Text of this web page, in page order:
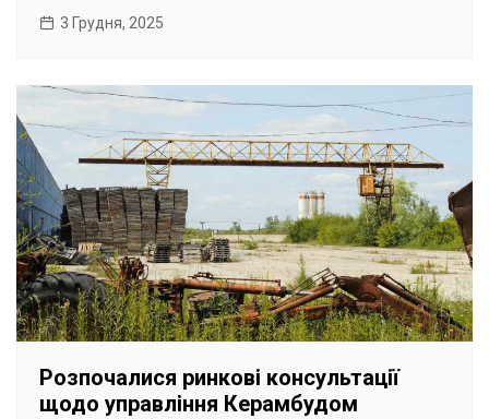
3 Грудня, 2025
Розпочалися ринкові консультації
щодо управління Керамбудом